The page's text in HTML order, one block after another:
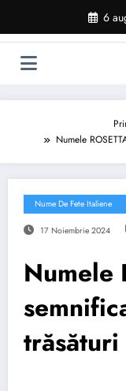
conținut
6
Numele
Nume De Fete Italiene
17 Noiembrie 2024
Numele